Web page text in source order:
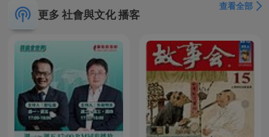
更多 社會與文化 播客
查看全部